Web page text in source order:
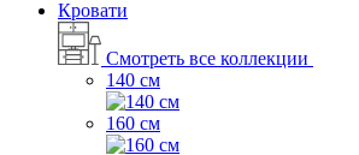
Кровати
Смотреть все коллекции
140 см
160 см